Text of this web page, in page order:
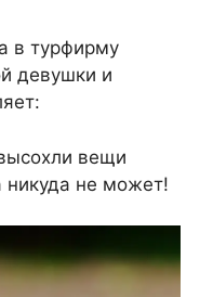
в турфирму
девушки и
вещи
никуда не может!